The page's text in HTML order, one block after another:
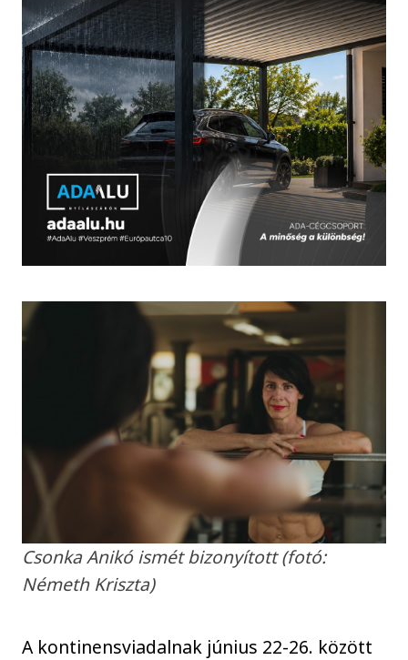
Csonka Anikó ismét bizonyított (fotó:
Németh Kriszta)
A kontinensviadalnak június 22-26. között